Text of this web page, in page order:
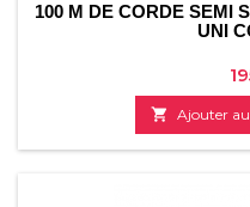
100 M DE CORDE SEMI
UNI
 Ajouter